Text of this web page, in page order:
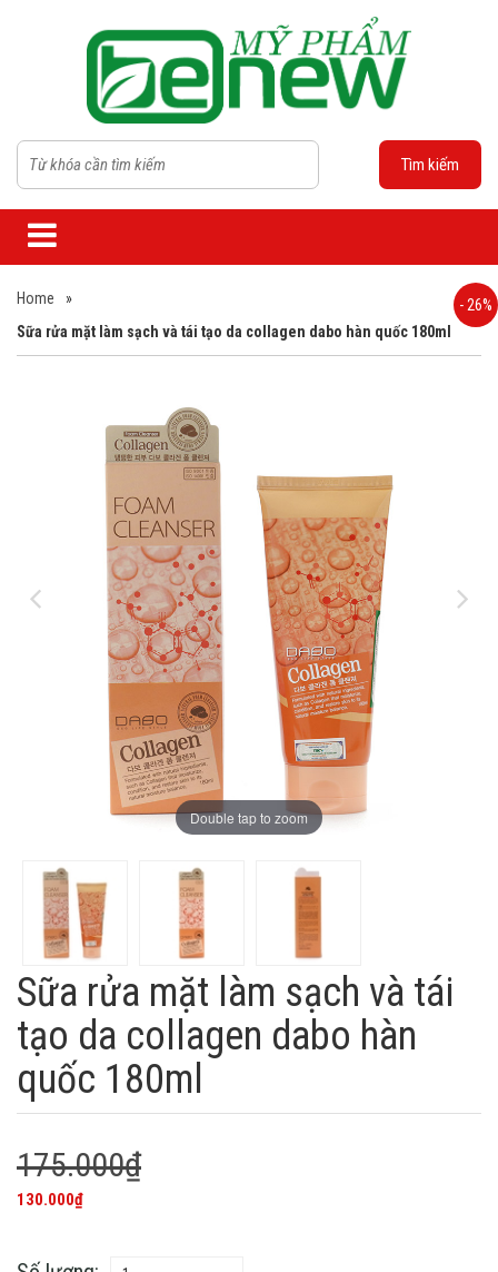
Tìm kiếm
Home
»
Sữa rửa mặt làm sạch và tái tạo da collagen dabo hàn quốc 180ml
Double tap to zoom
- 26%
Sữa rửa mặt làm sạch và tái
tạo da collagen dabo hàn
quốc 180ml
175.000₫
130.000₫